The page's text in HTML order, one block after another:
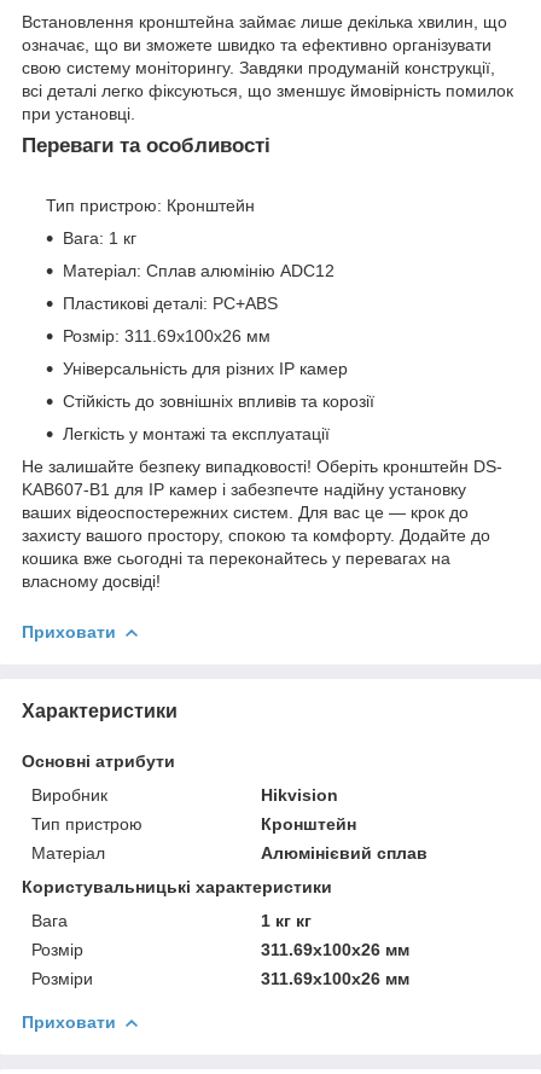
Встановлення кронштейна займає лише декілька хвилин, що
означає, що ви зможете швидко та ефективно організувати
свою систему моніторингу. Завдяки продуманій конструкції,
всі деталі легко фіксуються, що зменшує ймовірність помилок
при установці.
Переваги та особливості
Тип пристрою: Кронштейн
Вага: 1 кг
Матеріал: Сплав алюмінію ADC12
Пластикові деталі: PC+ABS
Розмір: 311.69х100х26 мм
Універсальність для різних IP камер
Стійкість до зовнішніх впливів та корозії
Легкість у монтажі та експлуатації
Не залишайте безпеку випадковості! Оберіть кронштейн DS-
KAB607-B1 для IP камер і забезпечте надійну установку
ваших відеоспостережних систем. Для вас це — крок до
захисту вашого простору, спокою та комфорту. Додайте до
кошика вже сьогодні та переконайтесь у перевагах на
власному досвіді!
Приховати
Характеристики
Основні атрибути
Виробник
Hikvision
Тип пристрою
Кронштейн
Матеріал
Алюмінієвий сплав
Користувальницькі характеристики
Вага
1 кг кг
Розмір
311.69х100х26 мм
Розміри
311.69х100х26 мм
Приховати